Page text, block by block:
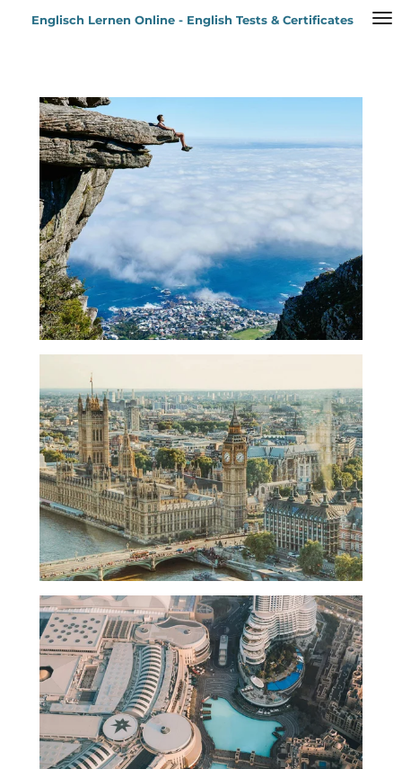
ZumEnglisch Lernen Online - English Tests & Certificates